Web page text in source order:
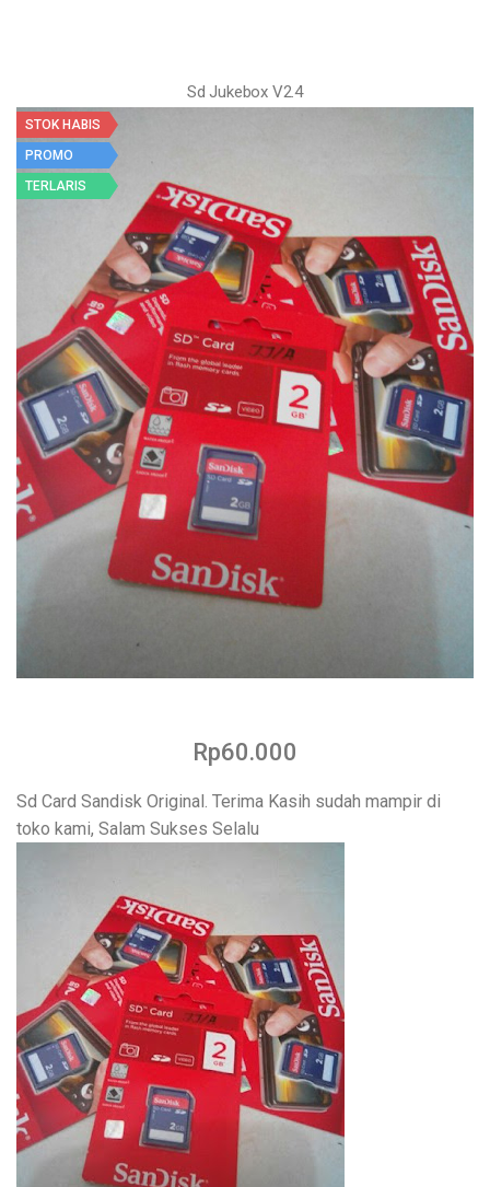
Sd Jukebox V2.4
STOK HABIS
PROMO
TERLARIS
Rp60.000
Sd Card Sandisk Original. Terima Kasih sudah mampir di
toko kami, Salam Sukses Selalu